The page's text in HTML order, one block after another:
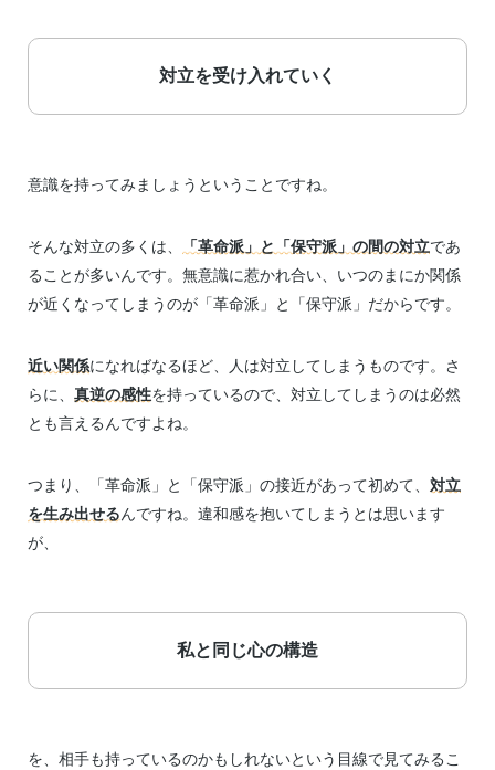
対立を受け入れていく
意識を持ってみましょうということですね。
そんな対立の多くは、 「革命派」と「保守派」の間の対立であ
ることが多いんです。無意識に惹かれ合い、いつのまにか関係
が近くなってしまうのが「革命派」と「保守派」だからです。
近い関係になればなるほど、人は対立してしまうものです。さ
らに、 真逆の感性を持っているので、対立してしまうのは必然
とも言えるんですよね。
つまり、「革命派」と「保守派」の接近があって初めて、 対立
を生み出せるんですね。違和感を抱いてしまうとは思います
が、
私と同じ心の構造
を、相手も持っているのかもしれないという目線で見てみるこ